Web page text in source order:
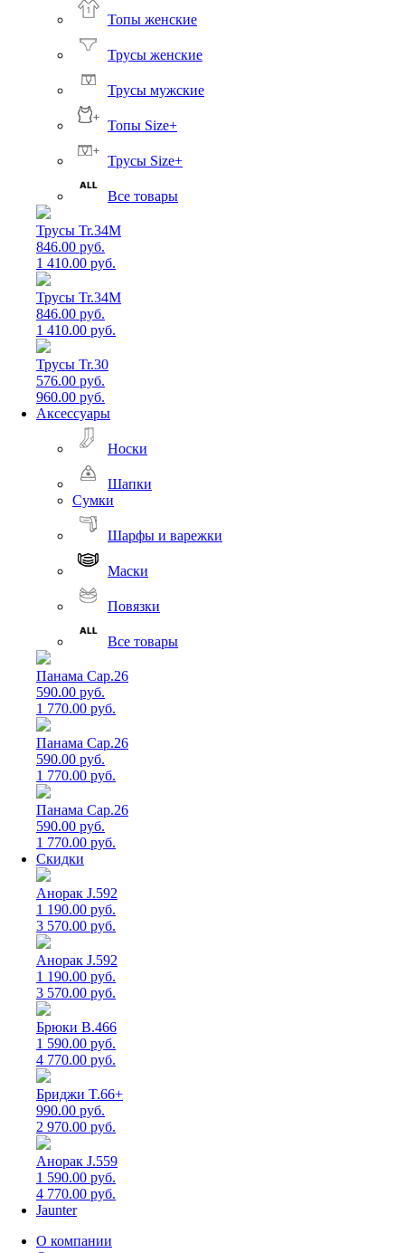
Топы женские
Трусы женские
Трусы мужские
Топы Size+
Трусы Size+
Все товары
Трусы Tr.34M
846.00 руб.
1 410.00 руб.
Трусы Tr.34M
846.00 руб.
1 410.00 руб.
Трусы Tr.30
576.00 руб.
960.00 руб.
Аксессуары
Носки
Шапки
Сумки
Шарфы и варежки
Маски
Повязки
Все товары
Панама Cap.26
590.00 руб.
1 770.00 руб.
Панама Cap.26
590.00 руб.
1 770.00 руб.
Панама Cap.26
590.00 руб.
1 770.00 руб.
Скидки
Анорак J.592
1 190.00 руб.
3 570.00 руб.
Анорак J.592
1 190.00 руб.
3 570.00 руб.
Брюки B.466
1 590.00 руб.
4 770.00 руб.
Бриджи T.66+
990.00 руб.
2 970.00 руб.
Анорак J.559
1 590.00 руб.
4 770.00 руб.
Jaunter
О компании